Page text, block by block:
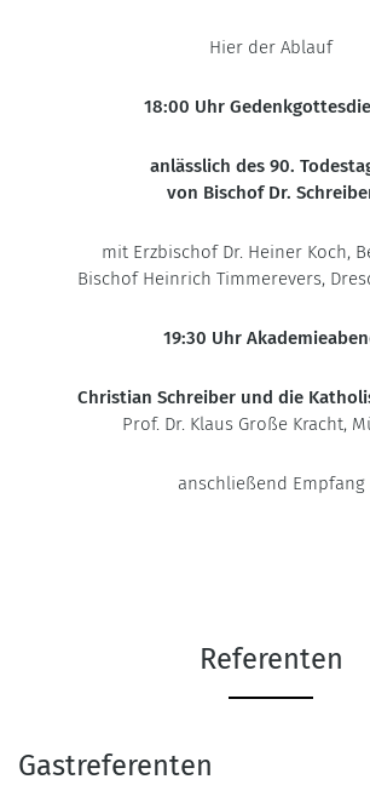
Hier der Ablauf
18:00 Uhr
anlässlich des 90.
von Bischof Dr.
mit Erzbischof Dr. Heiner Koch,
Bischof Heinrich Timmerevers,
19:30 Uhr
Christian Schreiber und die
Prof. Dr. Klaus Große Kracht,
anschließend Empfang
Referenten
Gastreferenten